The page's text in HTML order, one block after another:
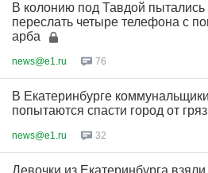
В колонию под Тавдой пытались
переслать четыре телефона с
арба
news@e1.ru 76
В Екатеринбурге коммунальщики
попытаются спасти город от
news@e1.ru 32
Девочки из Екатеринбурга